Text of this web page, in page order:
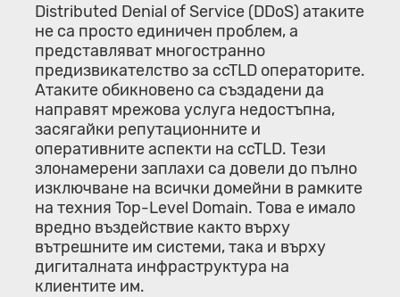
Distributed Denial of Service (DDoS) атаките
не са просто единичен проблем, а
представляват многостранно
предизвикателство за ccTLD операторите.
Атаките обикновено са създадени да
направят мрежова услуга недостъпна,
засягайки репутационните и
оперативните аспекти на ccTLD. Тези
злонамерени заплахи са довели до пълно
изключване на всички домейни в рамките
на техния Top-Level Domain. Това е имало
вредно въздействие както върху
вътрешните им системи, така и върху
дигиталната инфраструктура на
клиентите им.